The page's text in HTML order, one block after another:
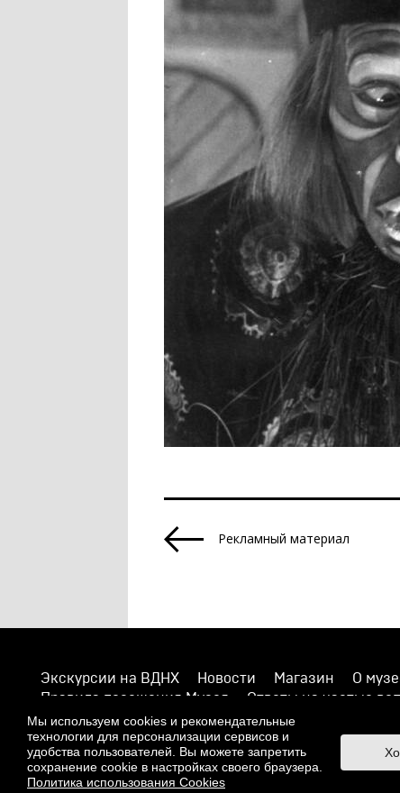
Рекламный материал
Экскурсии на ВДНХ Новости Магазин О
Правила посещения Музея
Ответы на частые
Противодействие терроризму и экстремизму
© 2026 Музей кино
При поддержке Министерства культуры РФ
Мы используем cookies и рекомендательные
технологии для персонализации сервисов и
удобства пользователей. Вы можете запретить
сохранение cookie в настройках своего браузера.
Политика использования Cookies